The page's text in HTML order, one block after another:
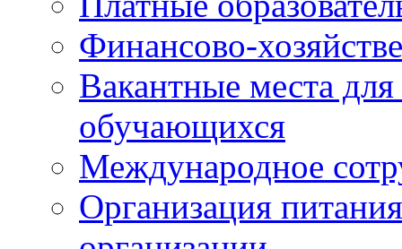
Финансово-
Вакантные места
обучающихся
Международное
Организация